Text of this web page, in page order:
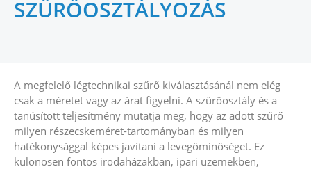
SZŰRŐOSZTÁLYOZÁS
A megfelelő légtechnikai szűrő kiválasztásánál nem elég
csak a méretet vagy az árat figyelni. A szűrőosztály és a
tanúsított teljesítmény mutatja meg, hogy az adott szűrő
milyen részecskeméret-tartományban és milyen
hatékonysággal képes javítani a levegőminőséget. Ez
különösen fontos irodaházakban, ipari üzemekben,